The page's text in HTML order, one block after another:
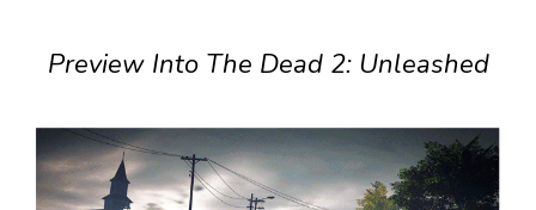
Preview Into The Dead 2: Unleashed